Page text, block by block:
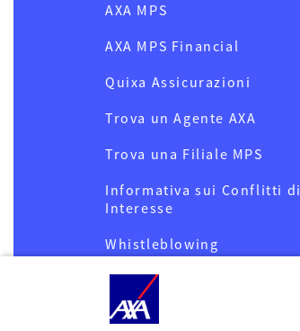
AXA MPS
AXA MPS Financial
Quixa Assicurazioni
Trova un Agente AXA
Trova una Filiale MPS
Informativa sui Conflitti di
Interesse
Whistleblowing
Privacy
Cookies